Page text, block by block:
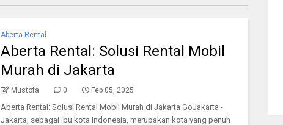
Aberta Rental
Aberta Rental: Solusi Rental Mobil
Murah di Jakarta
Mustofa 0 Feb 05, 2025
Aberta Rental: Solusi Rental Mobil Murah di Jakarta GoJakarta -
Jakarta, sebagai ibu kota Indonesia, merupakan kota yang penuh